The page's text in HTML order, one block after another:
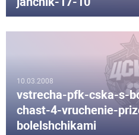
10.03.2008
vstrecha-pfk-cska-s-
chast-4-vruchenie-
bolelshchikami